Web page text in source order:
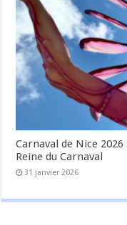
Carnaval de Nice
Reine du Carnaval
31 janvier 2026